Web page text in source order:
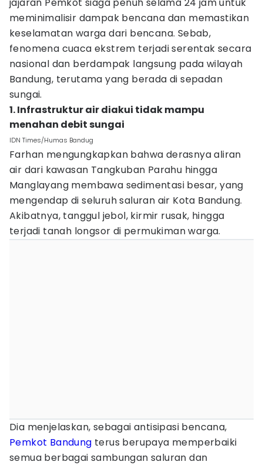
meminimalisir dampak bencana dan memastikan
keselamatan warga dari bencana. Sebab,
fenomena cuaca ekstrem terjadi serentak secara
nasional dan berdampak langsung pada wilayah
Bandung, terutama yang berada di sepadan
sungai.
1. Infrastruktur air diakui tidak mampu
menahan debit sungai
IDN Times/Humas Bandug
Farhan mengungkapkan bahwa derasnya aliran
air dari kawasan Tangkuban Parahu hingga
Manglayang membawa sedimentasi besar, yang
mengendap di seluruh saluran air Kota Bandung.
Akibatnya, tanggul jebol, kirmir rusak, hingga
terjadi tanah longsor di permukiman warga.
Dia menjelaskan, sebagai antisipasi bencana,
Pemkot Bandung terus berupaya memperbaiki
semua berbagai sambungan saluran dan